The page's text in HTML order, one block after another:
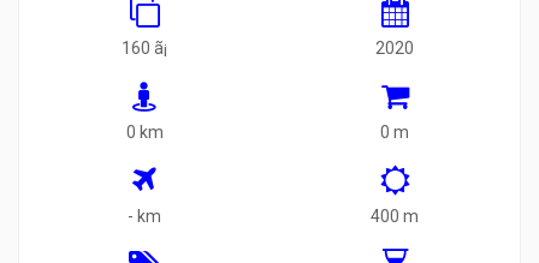
160 ã¡ 2020
0 km 0 m
- km 400 m